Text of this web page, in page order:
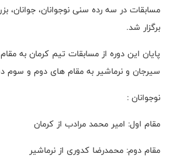
مسابقات در سه رده سنی نوجوانان، جوانان،
برگزار شد.
پایان این دوره از مسابقات تیم کرمان به
سیرجان و نرماشیر به مقام های دوم و سوم
نوجوانان :
مقام اول: امیر محمد مرادب از کرمان
مقام دوم: محمدرضا کدوری از نرماشیر